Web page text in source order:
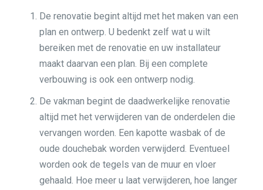
De renovatie begint altijd met het maken van een
plan en ontwerp. U bedenkt zelf wat u wilt
bereiken met de renovatie en uw installateur
maakt daarvan een plan. Bij een complete
verbouwing is ook een ontwerp nodig.
De vakman begint de daadwerkelijke renovatie
altijd met het verwijderen van de onderdelen die
vervangen worden. Een kapotte wasbak of de
oude douchebak worden verwijderd. Eventueel
worden ook de tegels van de muur en vloer
gehaald. Hoe meer u laat verwijderen, hoe langer